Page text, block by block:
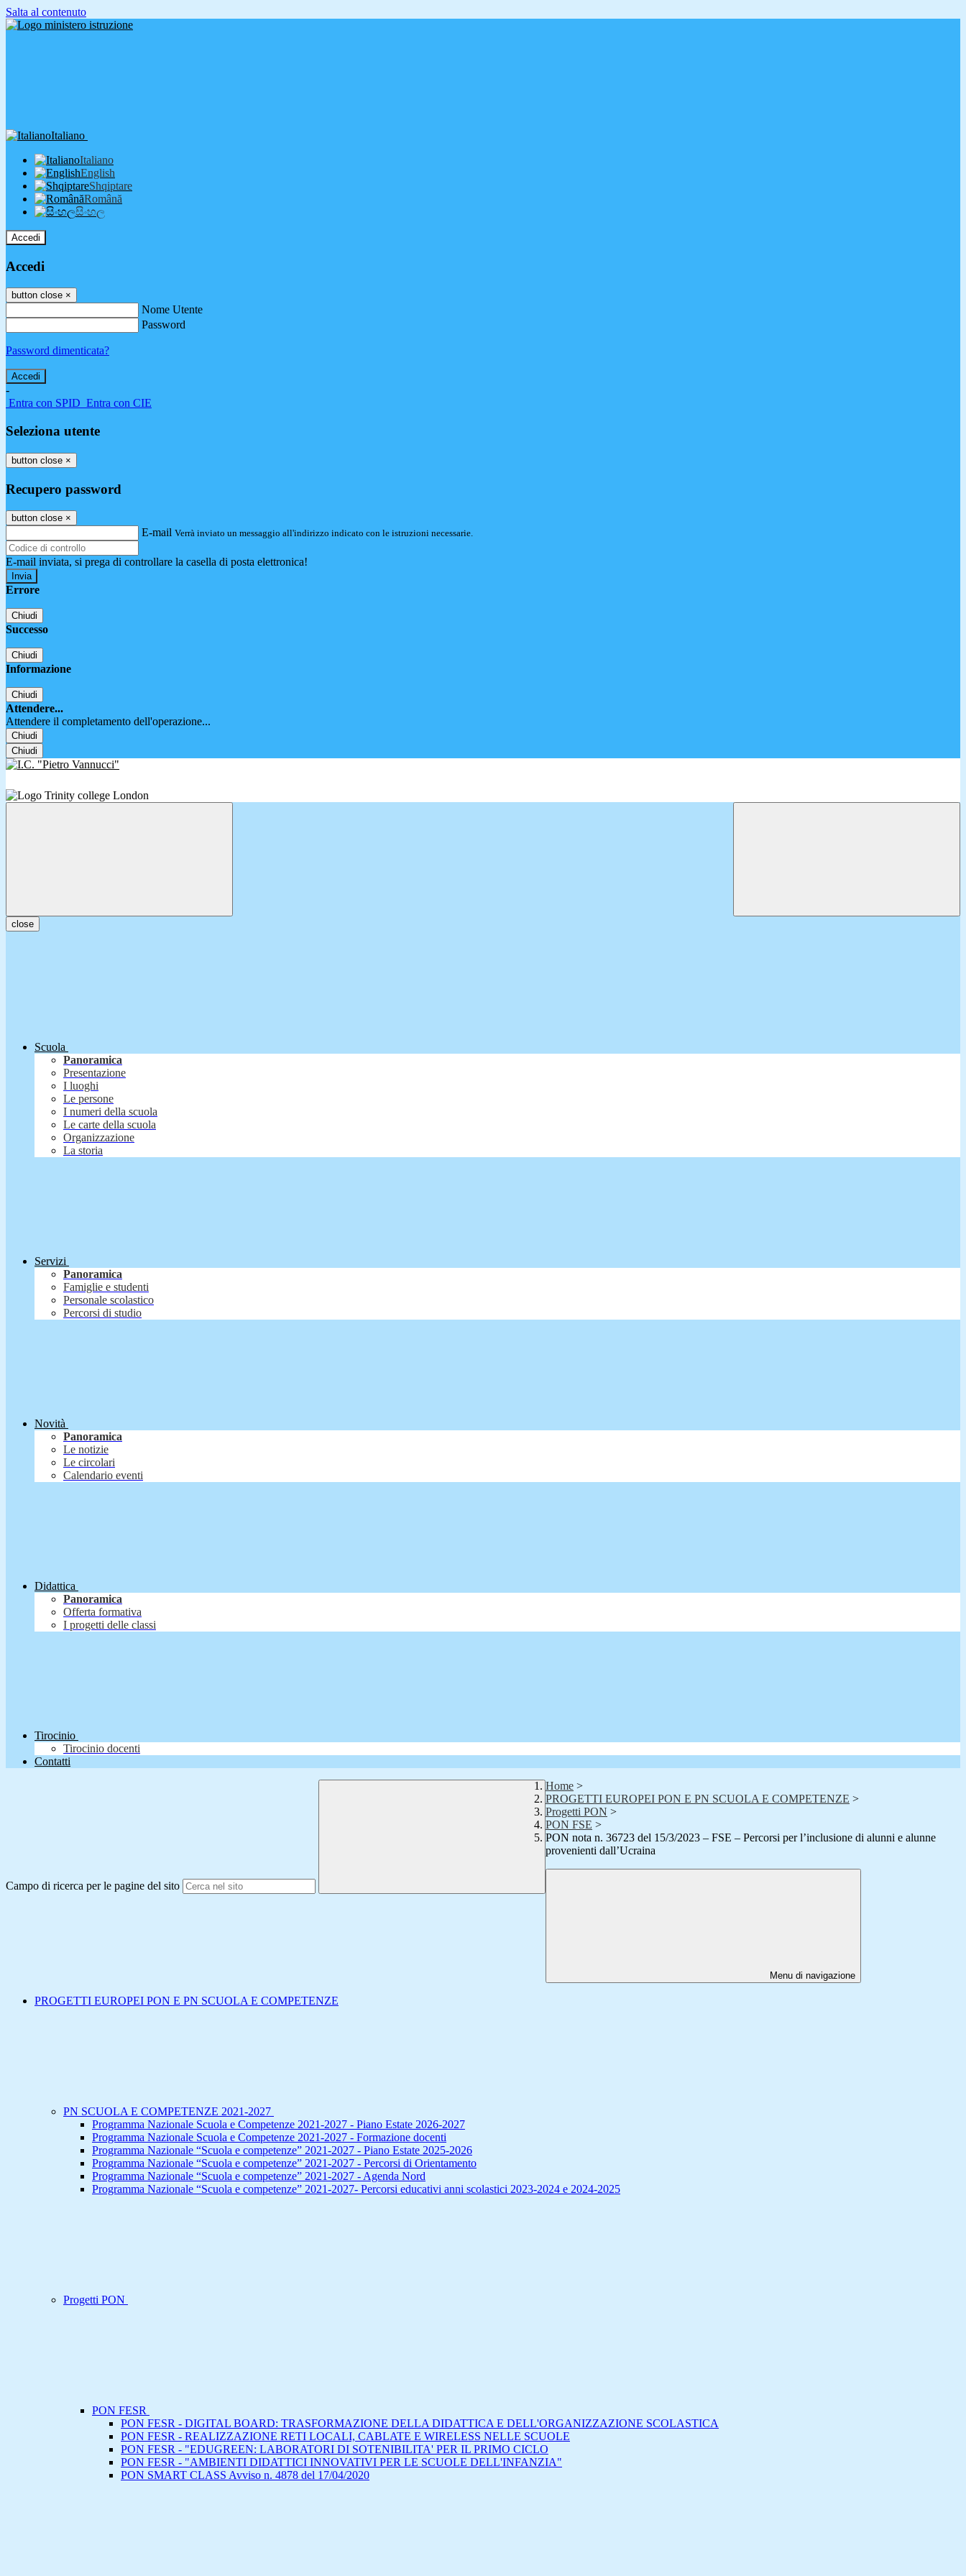
Salta al contenuto
Italiano
Italiano
English
Shqiptare
Română
සිංහල
Accedi
Accedi
button close ×
Nome Utente
Password
Password dimenticata?
-
Entra con SPID Entra con CIE
Seleziona utente
button close ×
Recupero password
button close ×
E-mail Verrà inviato un messaggio all'indirizzo indicato con le istruzioni necessarie.
E-mail inviata, si prega di controllare la casella di posta elettronica!
Errore
Chiudi
Successo
Chiudi
Informazione
Chiudi
Attendere...
Attendere il completamento dell'operazione...
Chiudi
Chiudi
close
Scuola
Panoramica
Presentazione
I luoghi
Le persone
I numeri della scuola
Le carte della scuola
Organizzazione
La storia
Servizi
Panoramica
Famiglie e studenti
Personale scolastico
Percorsi di studio
Novità
Panoramica
Le notizie
Le circolari
Calendario eventi
Didattica
Panoramica
Offerta formativa
I progetti delle classi
Tirocinio
Tirocinio docenti
Contatti
Campo di ricerca per le pagine del sito
Home >
PROGETTI EUROPEI PON E PN SCUOLA E COMPETENZE >
Progetti PON >
PON FSE >
PON nota n. 36723 del 15/3/2023 – FSE – Percorsi per l’inclusione di alunni e alunne
provenienti dall’Ucraina
Menu di navigazione
PROGETTI EUROPEI PON E PN SCUOLA E COMPETENZE
PN SCUOLA E COMPETENZE 2021-2027
Programma Nazionale Scuola e Competenze 2021-2027 - Piano Estate 2026-2027
Programma Nazionale Scuola e Competenze 2021-2027 - Formazione docenti
Programma Nazionale “Scuola e competenze” 2021-2027 - Piano Estate 2025-2026
Programma Nazionale “Scuola e competenze” 2021-2027 - Percorsi di Orientamento
Programma Nazionale “Scuola e competenze” 2021-2027 - Agenda Nord
Programma Nazionale “Scuola e competenze” 2021-2027- Percorsi educativi anni scolastici 2023-2024 e 2024-2025
Progetti PON
PON FESR
PON FESR - DIGITAL BOARD: TRASFORMAZIONE DELLA DIDATTICA E DELL'ORGANIZZAZIONE SCOLASTICA
PON FESR - REALIZZAZIONE RETI LOCALI, CABLATE E WIRELESS NELLE SCUOLE
PON FESR - "EDUGREEN: LABORATORI DI SOTENIBILITA' PER IL PRIMO CICLO
PON FESR - "AMBIENTI DIDATTICI INNOVATIVI PER LE SCUOLE DELL'INFANZIA"
PON SMART CLASS Avviso n. 4878 del 17/04/2020